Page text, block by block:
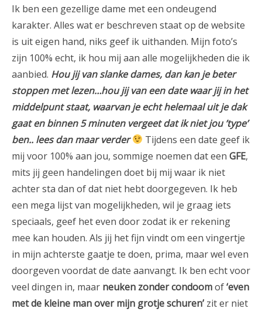
Ik ben een gezellige dame met een ondeugend
karakter. Alles wat er beschreven staat op de website
is uit eigen hand, niks geef ik uithanden. Mijn foto’s
zijn 100% echt, ik hou mij aan alle mogelijkheden die ik
aanbied. Hou jij van slanke dames, dan kan je beter
stoppen met lezen…hou jij van een date waar jij in het
middelpunt staat, waarvan je echt helemaal uit je dak
gaat en binnen 5 minuten vergeet dat ik niet jou ’type’
ben.. lees dan maar verder
Tijdens een date geef ik
mij voor 100% aan jou, sommige noemen dat een GFE,
mits jij geen handelingen doet bij mij waar ik niet
achter sta dan of dat niet hebt doorgegeven. Ik heb
een mega lijst van mogelijkheden, wil je graag iets
speciaals, geef het even door zodat ik er rekening
mee kan houden. Als jij het fijn vindt om een vingertje
in mijn achterste gaatje te doen, prima, maar wel even
doorgeven voordat de date aanvangt. Ik ben echt voor
veel dingen in, maar neuken zonder condoomof‘even
met de kleine man over mijn grotje schuren’ zit er niet